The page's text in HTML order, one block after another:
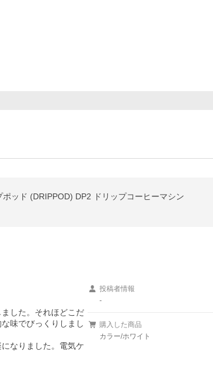
ッド (DRIPPOD) DP2 ドリップコーヒーマシン
した。それほどこだ
味でびっくりしまし
なりました。電気ケ
投稿者情報
-
購入した商品
カラー/ホワイト